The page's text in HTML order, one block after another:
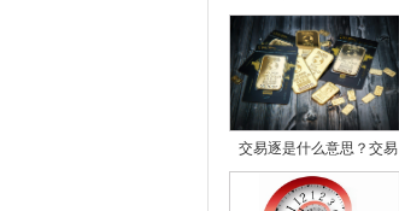
尿
交易逐是什么意思？交易